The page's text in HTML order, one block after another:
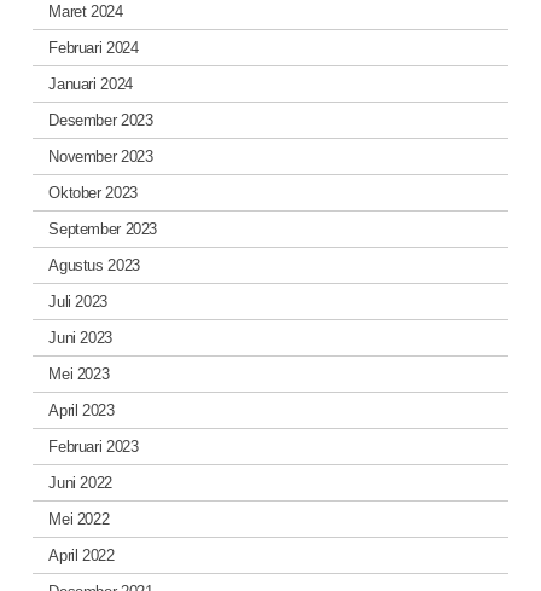
Maret 2024
Februari 2024
Januari 2024
Desember 2023
November 2023
Oktober 2023
September 2023
Agustus 2023
Juli 2023
Juni 2023
Mei 2023
April 2023
Februari 2023
Juni 2022
Mei 2022
April 2022